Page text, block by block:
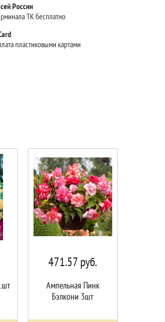
России
ТК бесплатно
пластиковыми картами
471.57руб.
Ампельная Пинк
Бэлкони 3шт